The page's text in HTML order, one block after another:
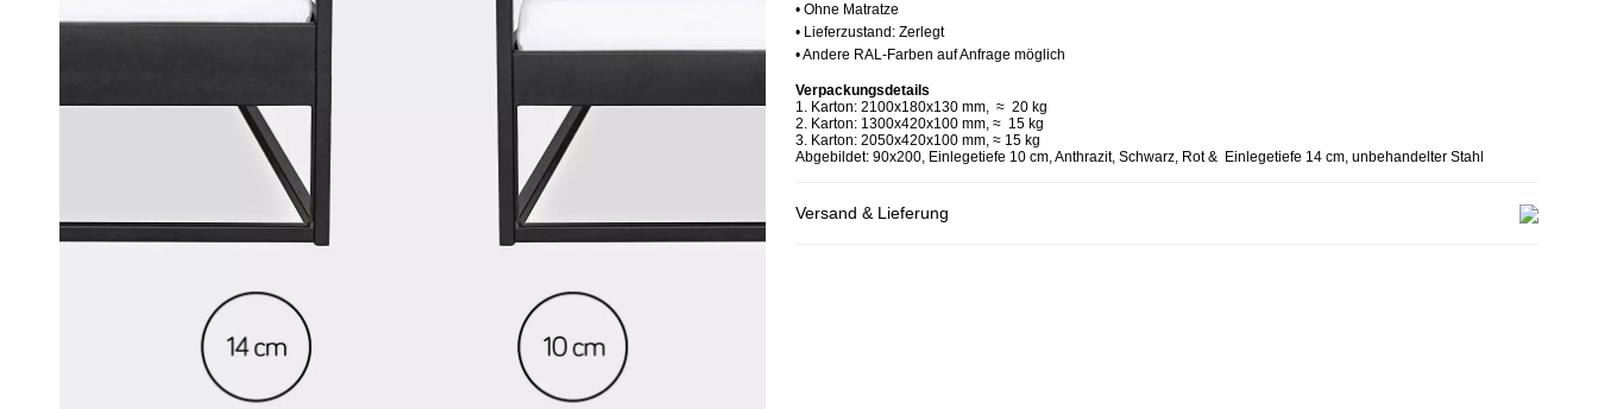
• Ohne Matratze
• Lieferzustand: Zerlegt
• Andere RAL-Farben auf Anfrage möglich
Verpackungsdetails
1. Karton: 2100x180x130 mm, ≈ 20 kg
2. Karton: 1300x420x100 mm, ≈ 15 kg
3. Karton: 2050x420x100 mm, ≈ 15 kg
Abgebildet: 90x200, Einlegetiefe 10 cm, Anthrazit, Schwarz, Rot & Einlegetiefe 14 cm, unbehandelter Stahl
Versand & Lieferung